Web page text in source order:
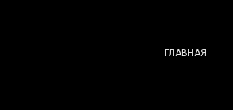
ГЛАВНАЯ